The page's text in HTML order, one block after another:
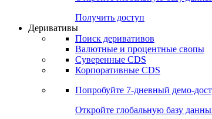
Попробуйте7-дневный
Откройте глобальную базу данных
Получить доступ
Деривативы
Поиск деривативов
Валютные и процентные свопы
Суверенные CDS
Корпоративные CDS